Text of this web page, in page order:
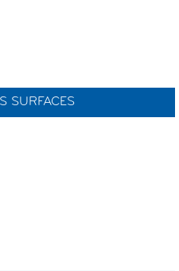
SURFACES